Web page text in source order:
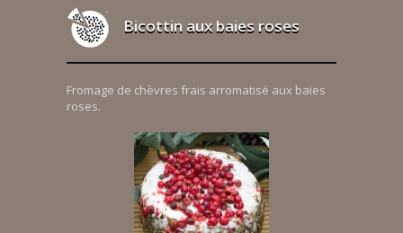
Bicottin aux baies roses
Fromage de chèvres frais arromatisé aux baies
roses.